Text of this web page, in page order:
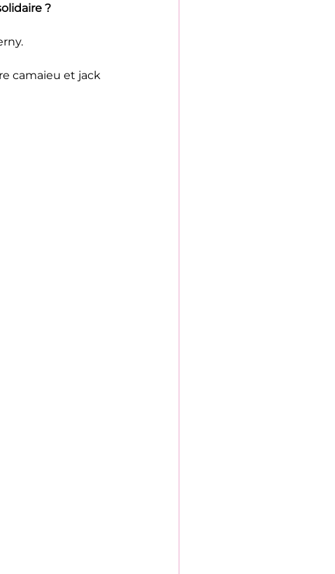
?
camaieu et jack